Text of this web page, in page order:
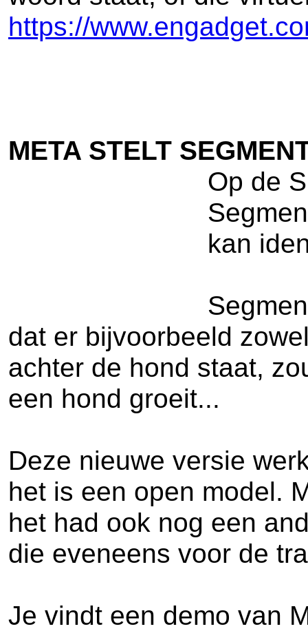
https://
META STELT
Op de
kan
dat er bijvoorbeeld
achter de hond staat,
een hond groeit...
Deze nieuwe versie
het is een open model.
het had ook nog een
die eveneens voor de
Je vindt een demo van